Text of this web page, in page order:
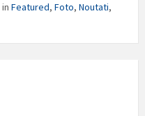
in Featured, Foto, Noutati,